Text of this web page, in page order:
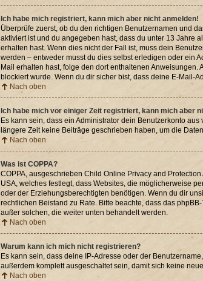
Ich habe mich registriert, kann mich aber nicht anmelden!
Überprüfe zuerst, ob du den richtigen Benutzernamen und
aktiviert ist und du angegeben hast, dass du unter 13 Jahre
erhalten hast. Wenn dies nicht der Fall ist, muss dein
werden – entweder musst du dies selbst erledigen oder ein
Mail erhalten hast, folge den dort enthaltenen
blockiert wurde. Wenn du dir sicher bist, dass deine E-Mail-
Nach oben
Ich habe mich vor einiger Zeit registriert, kann mich aber
Es kann sein, dass ein Administrator dein Benutzerkonto
längere Zeit keine Beiträge geschrieben haben, um die
Nach oben
Was ist COPPA?
COPPA, ausgeschrieben Child Online Privacy and
USA, welches festlegt, dass Websites, die möglicherweise
oder der Erziehungsberechtigten benötigen. Wenn du dir
rechtlichen Beistand zu Rate. Bitte beachte, dass das
außer solchen, die weiter unten behandelt werden.
Nach oben
Warum kann ich mich nicht registrieren?
Es kann sein, dass deine IP-Adresse oder der
außerdem komplett ausgeschaltet sein, damit sich keine
Nach oben